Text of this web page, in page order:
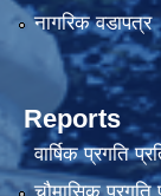
नागरिक वडापत्र
Reports
वार्षिक प्रगति